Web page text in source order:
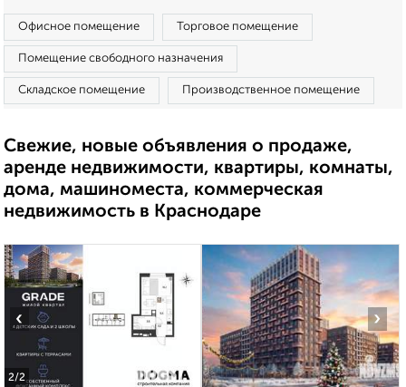
Офисное помещение Торговое помещение
Помещение свободного назначения
Складское помещение Производственное помещение
Свежие, новые объявления о продаже,
аренде недвижимости, квартиры, комнаты,
дома, машиноместа, коммерческая
недвижимость в Краснодаре
2/2
‹ ›